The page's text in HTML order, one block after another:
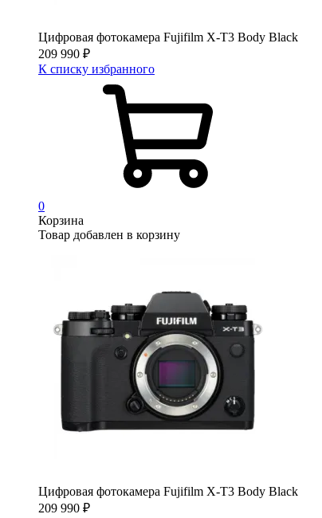
Цифровая фотокамера Fujifilm X-T3 Body Black
209 990 ₽
К списку избранного
0
Корзина
Товар добавлен в корзину
Цифровая фотокамера Fujifilm X-T3 Body Black
209 990 ₽